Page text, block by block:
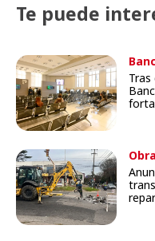
Te puede